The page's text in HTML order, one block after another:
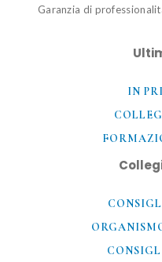
Garanzia di
IN